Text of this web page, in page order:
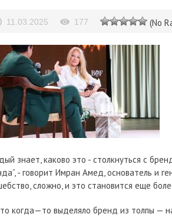
11.03.2025 177 (No
знает, каково это - столкнуться с
- говорит Имран Амед, основатель и
сложно, и это становится еще
когда—то выделяло бренд из толпы —